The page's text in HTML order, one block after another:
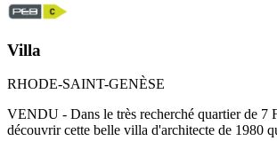
Villa
RHODE-SAINT-GENÈSE
VENDU - Dans le très recherché quartier de 7
découvrir cette belle villa d'architecte de 1980